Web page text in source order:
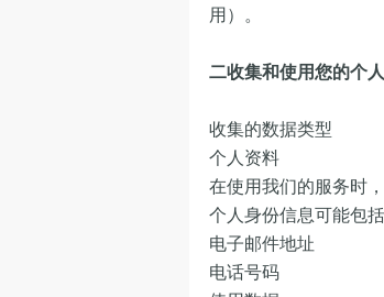
用）。
二收集和使用您的个
收集的数据类型
个人资料
在使用我们的服务时
个人身份信息可能包
电子邮件地址
电话号码